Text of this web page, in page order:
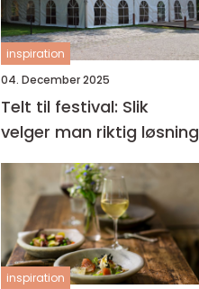
inspiration
04. December 2025
Telt til festival: Slik
velger man riktig løsning
inspiration